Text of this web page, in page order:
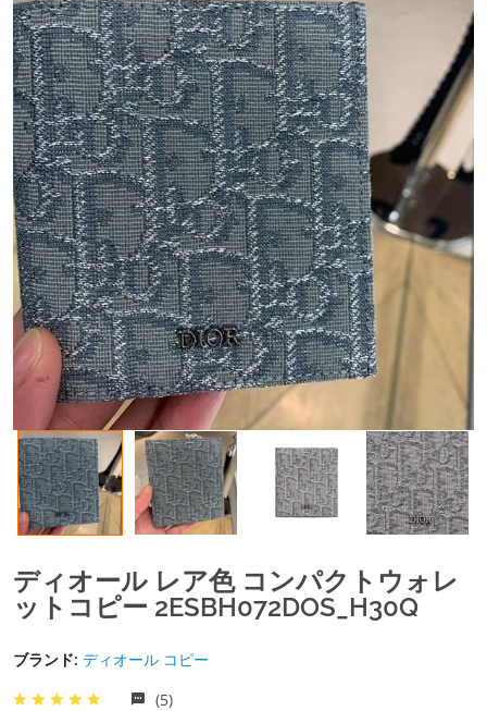
ディオール レア色 コンパクトウォレ
ットコピー 2ESBH072DOS_H30Q
ブランド: ディオール コピー
(5)